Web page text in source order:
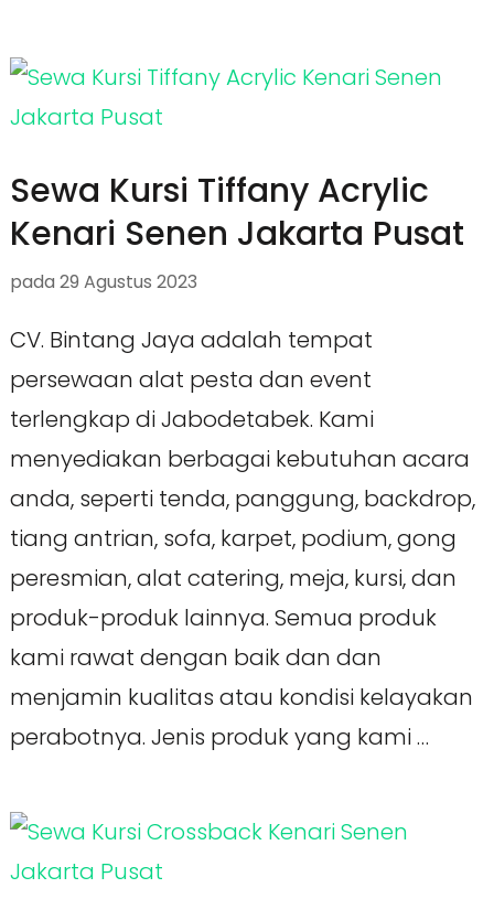
Sewa Kursi Tiffany Acrylic
Kenari Senen Jakarta Pusat
pada 29 Agustus 2023
CV. Bintang Jaya adalah tempat
persewaan alat pesta dan event
terlengkap di Jabodetabek. Kami
menyediakan berbagai kebutuhan acara
anda, seperti tenda, panggung, backdrop,
tiang antrian, sofa, karpet, podium, gong
peresmian, alat catering, meja, kursi, dan
produk-produk lainnya. Semua produk
kami rawat dengan baik dan dan
menjamin kualitas atau kondisi kelayakan
perabotnya. Jenis produk yang kami …